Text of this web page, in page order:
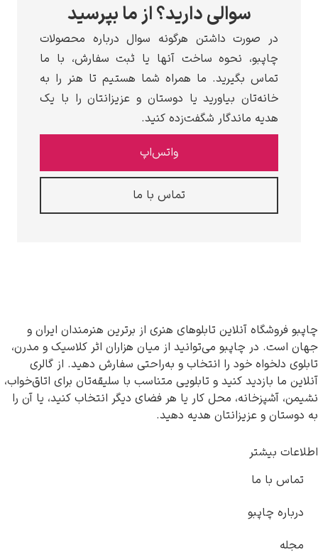
سوالی دارید؟ از ما بپرسید
داشتن هرگونه سوال درباره محصولات
نحوه ساخت آنها یا ثبت سفارش، با ما
ما همراه شما هستیم تا هنر را به
بیاورید یا دوستان و عزیزانتان را با یک
شگفت‌زده کنید.
تابلوهای هنری از برترین هنرمندان ایران و
می‌توانید از میان هزاران اثر کلاسیک و مدرن،
را انتخاب و به‌راحتی سفارش دهید. از گالری
کنید و تابلویی متناسب با سلیقه‌تان برای اتاق‌خواب،
محل کار یا هر فضای دیگر انتخاب کنید، یا آن را
هدیه دهید.